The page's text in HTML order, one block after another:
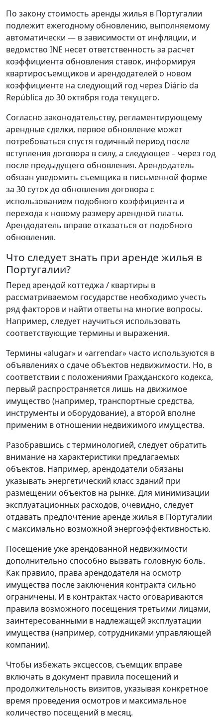
По закону стоимость аренды жилья в Португалии
подлежит ежегодному обновлению, выполняемому
автоматически — в зависимости от инфляции, и
ведомство INE несет ответственность за расчет
коэффициента обновления ставок, информируя
квартиросъемщиков и арендодателей о новом
коэффициенте на следующий год через Diário da
República до 30 октября года текущего.
Согласно законодательству, регламентирующему
арендные сделки, первое обновление может
потребоваться спустя годичный период после
вступления договора в силу, а следующее – через год
после предыдущего обновления. Арендодатель
обязан уведомить съемщика в письменной форме
за 30 суток до обновления договора с
использованием подобного коэффициента и
перехода к новому размеру арендной платы.
Арендодатель вправе отказаться от подобного
обновления.
Что следует знать при аренде жилья в
Португалии?
Перед арендой коттеджа / квартиры в
рассматриваемом государстве необходимо учесть
ряд факторов и найти ответы на многие вопросы.
Например, следует научиться использовать
соответствующие термины и выражения.
Термины «alugar» и «arrendar» часто используются в
объявлениях о сдаче объектов недвижимости. Но, в
соответствии с положениями Гражданского кодекса,
первый распространяется лишь на движимое
имущество (например, транспортные средства,
инструменты и оборудование), а второй вполне
применим в отношении недвижимого имущества.
Разобравшись с терминологией, следует обратить
внимание на характеристики предлагаемых
объектов. Например, арендодатели обязаны
указывать энергетический класс зданий при
размещении объектов на рынке. Для минимизации
эксплуатационных расходов, очевидно, следует
отдавать предпочтение аренде жилья в Португалии
с максимально возможной энергоэффективностью.
Посещение уже арендованной недвижимости
дополнительно способно вызвать головную боль.
Как правило, права арендодателя на осмотр
имущества после заключения контракта сильно
ограничены. И в контрактах часто оговариваются
правила возможного посещения третьими лицами,
заинтересованными в надлежащей эксплуатации
имущества (например, сотрудниками управляющей
компании).
Чтобы избежать эксцессов, съемщик вправе
включать в документ правила посещений и
продолжительность визитов, указывая конкретное
время проведения осмотров и максимальное
количество посещений в месяц.